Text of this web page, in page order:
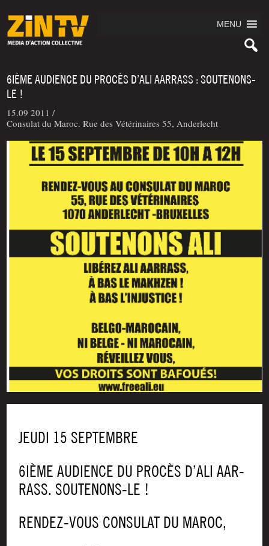
MENU
6IÈME AUDIENCE DU PROCÈS D’ALI AARRASS : SOUTENONS-
LE !
15.09 2011 /
Consulat du Maroc. Rue des Vétérinaires 55, Anderlecht
JEUDI 15 SEPTEMBRE
6IÈME AUDIENCE DU PRO­CÈS D’ALI AAR­
RASS. SOUTENONS-LE !
REN­DEZ-VOUS CONSU­LAT DU MAROC,